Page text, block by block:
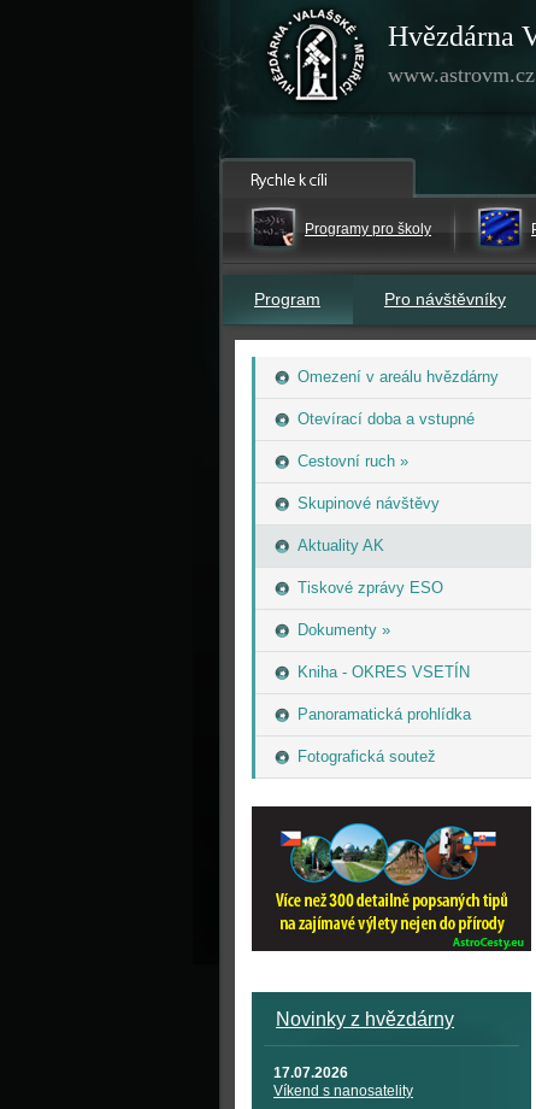
Hvězdárna
www.astrovm.cz
Programy pro školy
Program Pro návštěvníky
Omezení v areálu hvězdárny
Otevírací doba a vstupné
Cestovní ruch »
Skupinové návštěvy
Aktuality AK
Tiskové zprávy ESO
Dokumenty »
Kniha - OKRES VSETÍN
Panoramatická prohlídka
Fotografická soutež
Novinky z hvězdárny
17.07.2026
Víkend s nanosatelity